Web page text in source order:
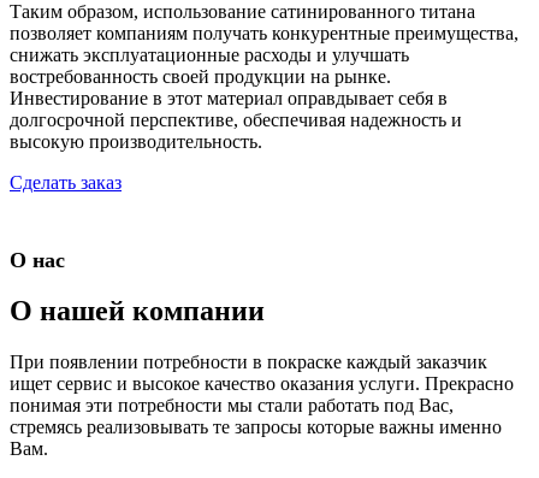
Таким образом, использование сатинированного титана
позволяет компаниям получать конкурентные преимущества,
снижать эксплуатационные расходы и улучшать
востребованность своей продукции на рынке.
Инвестирование в этот материал оправдывает себя в
долгосрочной перспективе, обеспечивая надежность и
высокую производительность.
Сделать заказ
О нас
О нашей компании
При появлении потребности в покраске каждый заказчик
ищет сервис и высокое качество оказания услуги. Прекрасно
понимая эти потребности мы стали работать под Вас,
стремясь реализовывать те запросы которые важны именно
Вам.